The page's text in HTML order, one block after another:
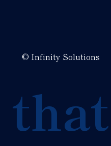
© Infinity Solutions